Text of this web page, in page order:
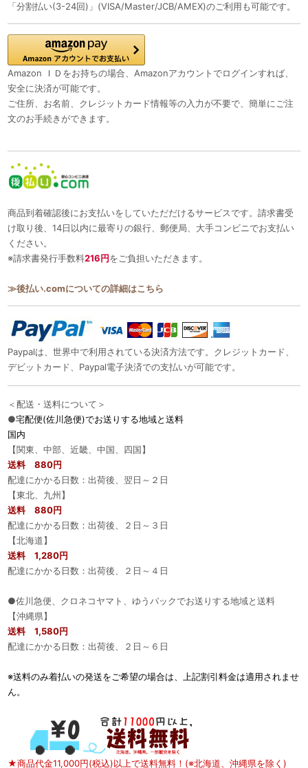
「分割払い(3-24回)」(VISA/Master/JCB/AMEX)のご利用も可能です。
Amazon ＩＤをお持ちの場合、Amazonアカウントでログインすれば、
安全に決済が可能です。
ご住所、お名前、クレジットカード情報等の入力が不要で、簡単にご注
文のお手続きができます。
商品到着確認後にお支払いをしていただだけるサービスです。請求書受
け取り後、14日以内に最寄りの銀行、郵便局、大手コンビニでお支払い
ください。
※請求書発行手数料216円をご負担いただきます。
≫後払い.comについての詳細はこちら
Paypalは、世界中で利用されている決済方法です。クレジットカード、
デビットカード、Paypal電子決済での支払いが可能です。
＜配送・送料について＞
●宅配便(佐川急便)でお送りする地域と送料
国内
【関東、中部、近畿、中国、四国】
送料 880円
配達にかかる日数：出荷後、翌日～２日
【東北、九州】
送料 880円
配達にかかる日数：出荷後、２日～３日
【北海道】
送料 1,280円
配達にかかる日数：出荷後、２日～４日
●佐川急便、クロネコヤマト、ゆうパックでお送りする地域と送料
【沖縄県】
送料 1,580円
配達にかかる日数：出荷後、２日～６日
※送料のみ着払いの発送をご希望の場合は、上記割引料金は適用されませ
ん。
★商品代金11,000円(税込)以上で送料無料！(※北海道、沖縄県を除く)